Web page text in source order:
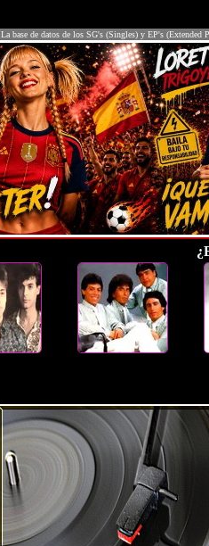
La base de datos de los SG's (Singles) y EP's (Extended